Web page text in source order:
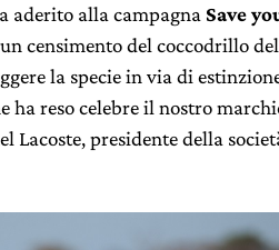
aderito alla campagna Save
censimento del coccodrillo
la specie in via di
ha reso celebre il nostro
Lacoste, presidente della